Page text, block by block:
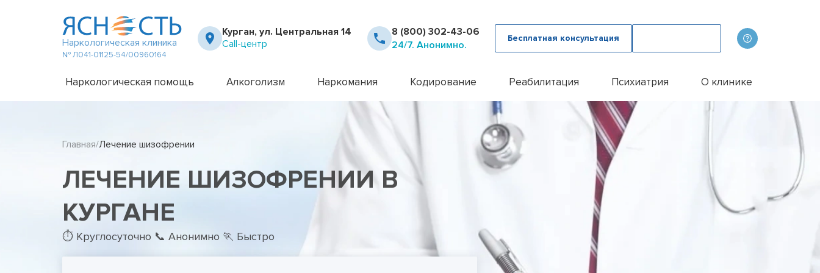
Наркологическая клиника
№ Л041-01125-54/00960164
Курган, ул. Центральная 14
Call-центр
8 (800) 302-43-06
24/7. Анонимно.
Бесплатная консультация
Наркологическая помощь
Телефон доверия
Алкоголизм
Амбулаторное лечение алкоголизма
Кодирование методом Рожнова
Лечение алкоголизма
Лечение пивного алкоголизма
Лечение женского алкоголизма
Наркомания
Детоксикация наркозависимых
Кодирование от наркомании
Лечение наркомании амбулаторно
Лечение наркомании у подростков
Лечение наркомании в стационаре
Лечение зависимости от Гашиша
Лечение зависимости от Лирики
Кодирование
Кодирование Аквилонг
Кодирование алкоголизма на дому
Кодирование алкоголизма уколом
Кодирование алкоголизма вшиванием ампулы
Кодирование Двойной Блок
Кодирование наркозависимости
Кодирование от алкоголизма
Кодирование от алкоголизма Эспераль
Кодирование по методу Довженко
Реабилитация
Day Top
Реабилитации алкоголиков
Реабилитация наркозависимых
Психиатрия
Консультация психолога
Лечение алкоголизма с психологом
Лечение анорексии
Лечение бессонницы
Лечение бессонницы у пожилых людей
Лечение бессонницы у женщин
Лечение биполярного расстройства
Лечение деменции
Лечение депрессии
Лечение дисморфофобии
Лечение игромании
О клинике
Наши врачи
Фотогалерея
Лицензии и сертификаты
Отзывы
Цены
Контакты
Главная Лечение шизофрении
ЛЕЧЕНИЕ ШИЗОФРЕНИИ В
КУРГАНЕ
⏱ Круглосуточно 📞 Анонимно 🏃 Быстро